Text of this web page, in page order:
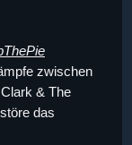
zwischen
& The
das